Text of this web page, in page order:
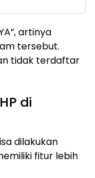
artinya
tersebut.
tidak terdaftar
di
dilakukan
fitur lebih